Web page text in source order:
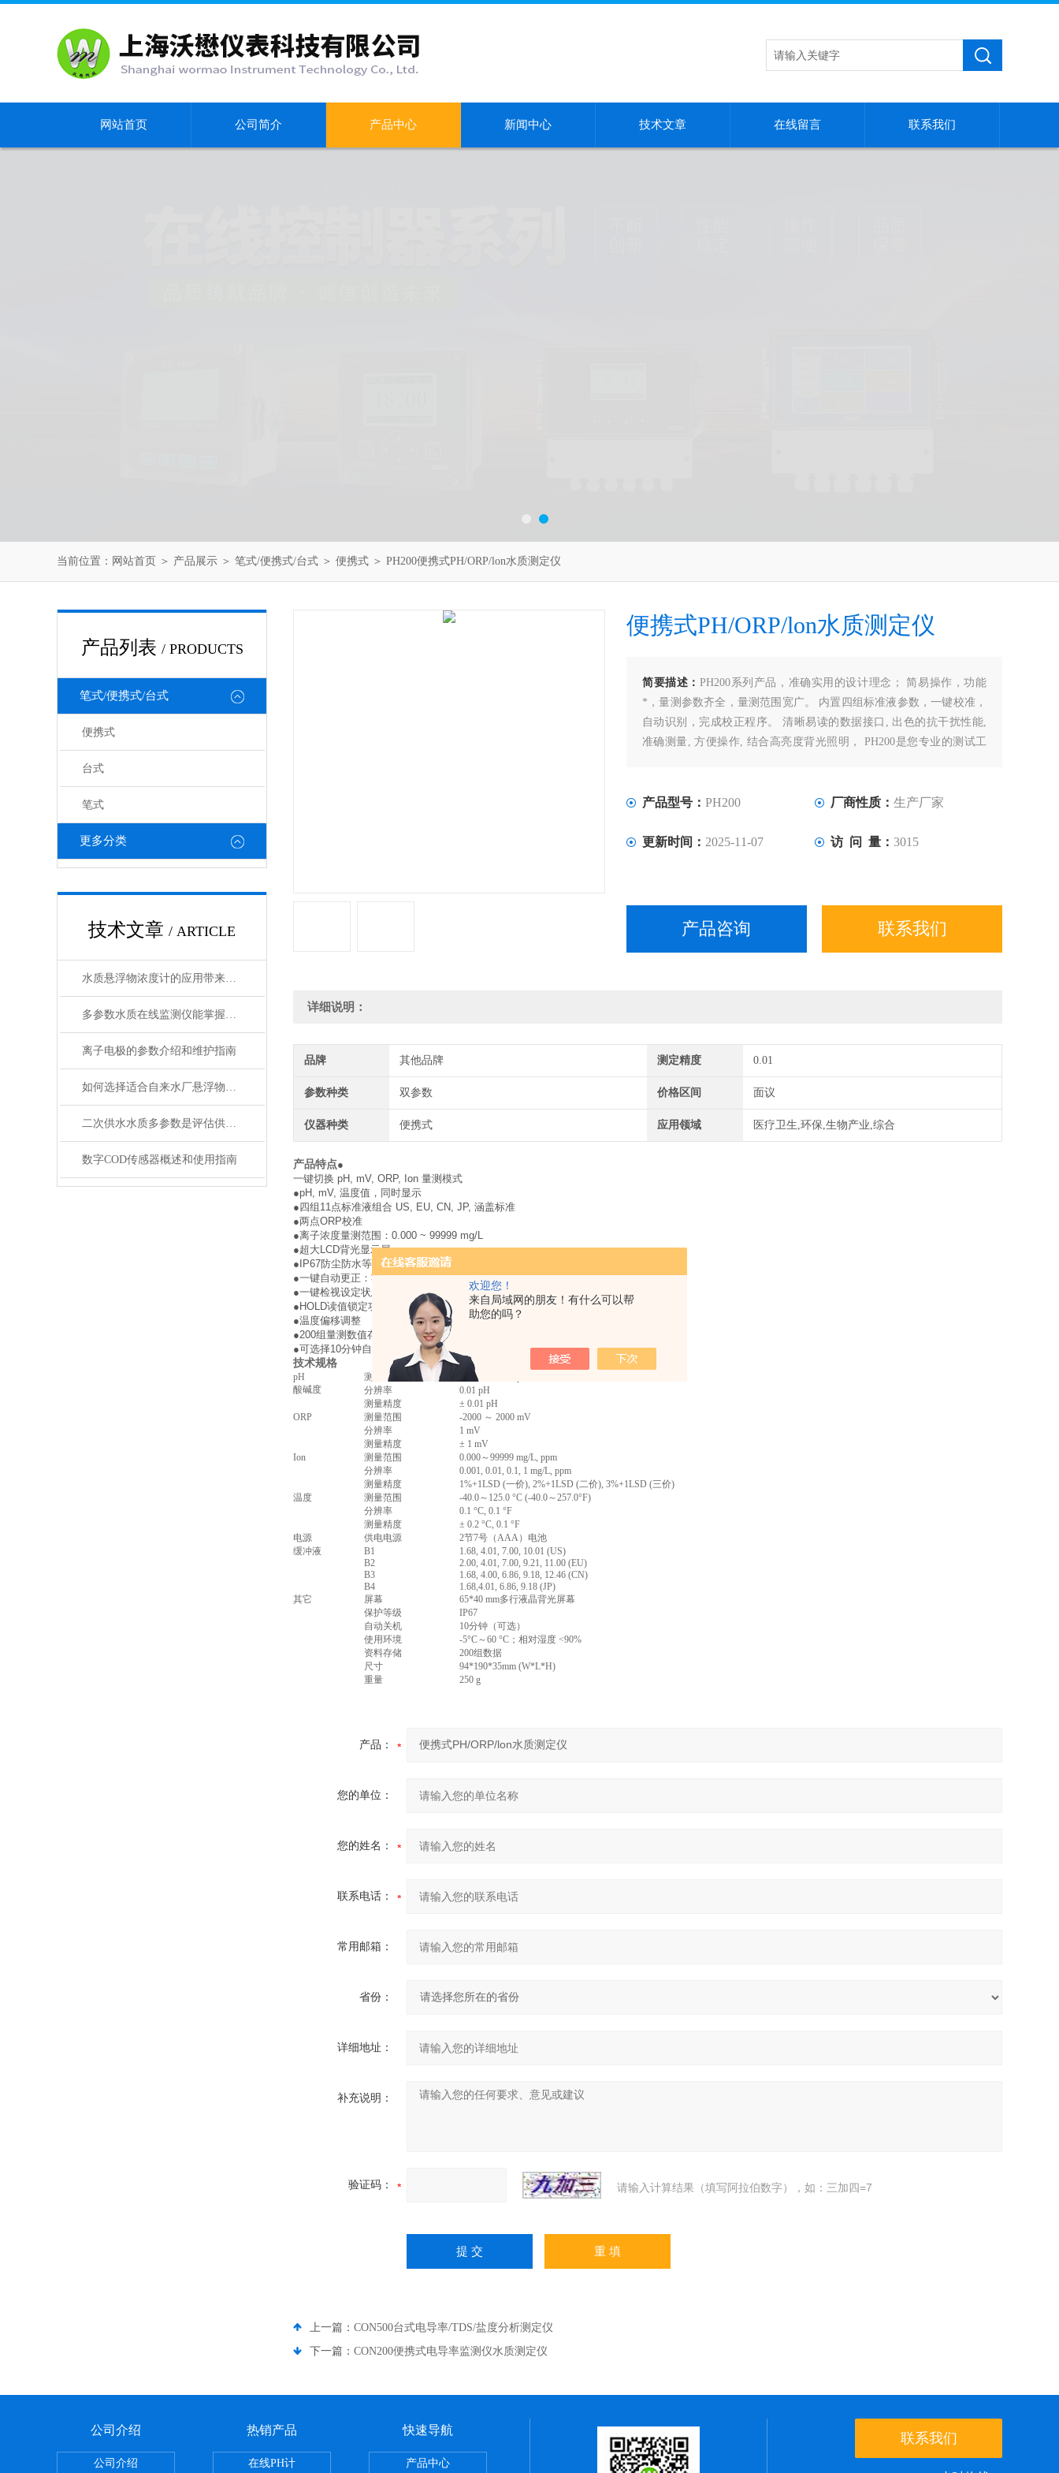
欢迎您！
来自局域网的朋友！有什么可以帮
助您的吗？
网站首页 公司简介 产品中心 新闻中心 技术文章 在线留言 联系我们
当前位置： 网站首页 ＞ 产品展示 ＞ 笔式/便携式/台式 ＞ 便携式 ＞ PH200便携式PH/ORP/lon水质测定仪
产品列表 / PRODUCTS
笔式/便携式/台式
便携式
台式
笔式
更多分类
技术文章 / ARTICLE
水质悬浮物浓度计的应用带来了诸多好处
多参数水质在线监测仪能掌握水质的实时动态
离子电极的参数介绍和维护指南
如何选择适合自来水厂悬浮物在线监测仪？
二次供水水质多参数是评估供水安全的关键指标
数字COD传感器概述和使用指南
便携式PH/ORP/lon水质测定仪
简要描述： PH200系列产品，准确实用的设计理念； 简易操作，功能
*，量测参数齐全，量测范围宽广。 内置四组标准液参数，一键校准，
自动识别，完成校正程序。 清晰易读的数据接口, 出色的抗干扰性能,
准确测量, 方便操作, 结合高亮度背光照明， PH200是您专业的测试工
产品型号： PH200 厂商性质： 生产厂家
更新时间： 2025-11-07 访 问 量： 3015
产品咨询 联系我们
详细说明：
品牌 其他品牌 测定精度 0.01
参数种类 双参数 价格区间 面议
仪器种类 便携式 应用领域 医疗卫生,环保,生物产业,综合
产品特点●
一键切换 pH, mV, ORP, Ion 量测模式
●pH, mV, 温度值，同时显示
●四组11点标准液组合 US, EU, CN, JP, 涵盖标准
●两点ORP校准
●离子浓度量测范围：0.000 ~ 99999 mg/L
●超大LCD背光显示屏
●IP67防尘防水等级
●一键自动更正：零点偏移、电极斜率，确保量程准确
●一键检视设定状态,包含:电极的零点偏移,电极斜率,及仪表的各种设定状态
●HOLD读值锁定功能
●温度偏移调整
●200组量测数值存储功能
●可选择10分钟自动关机功能
技术规格
pH
酸碱度
测量范围
-2.00 ～ 20.00 pH
分辨率
0.01 pH
测量精度
± 0.01 pH
ORP
测量范围
-2000 ～ 2000 mV
分辨率
1 mV
测量精度
± 1 mV
Ion
测量范围
0.000～99999 mg/L, ppm
分辨率
0.001, 0.01, 0.1, 1 mg/L, ppm
测量精度
1%+1LSD (一价), 2%+1LSD (二价), 3%+1LSD (三价)
温度
测量范围
-40.0～125.0 °C (-40.0～257.0°F)
分辨率
0.1 °C, 0.1 °F
测量精度
± 0.2 °C, 0.1 °F
电源
供电电源
2节7号（AAA）电池
缓冲液
B1
1.68, 4.01, 7.00, 10.01 (US)
B2
2.00, 4.01, 7.00, 9.21, 11.00 (EU)
B3
1.68, 4.00, 6.86, 9.18, 12.46 (CN)
B4
1.68,4.01, 6.86, 9.18 (JP)
其它
屏幕
65*40 mm多行液晶背光屏幕
保护等级
IP67
自动关机
10分钟（可选）
使用环境
-5°C～60 °C；相对湿度 <90%
资料存储
200组数据
尺寸
94*190*35mm (W*L*H)
重量
250 g
产品：
您的单位：
您的姓名：
联系电话：
常用邮箱：
省份：
详细地址：
补充说明：
验证码： 请输入计算结果（填写阿拉伯数字），如：三加四=7
上一篇： CON500台式电导率/TDS/盐度分析测定仪
下一篇： CON200便携式电导率监测仪水质测定仪
公司介绍
公司介绍
热销产品
在线PH计
快速导航
产品中心
联系我们